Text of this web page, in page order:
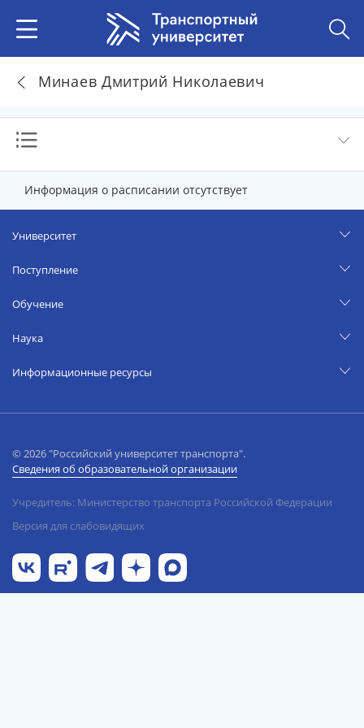
Минаев Дмитрий Николаевич
Информация о расписании отсутствует
Университет
Поступление
Обучение
Наука
Информационные ресурсы
© 2026 "Российский университет транспорта".
Сведения об образовательной организации
Учредитель: Министерство транспорта Российской Федерации
Версия для слабовидящих